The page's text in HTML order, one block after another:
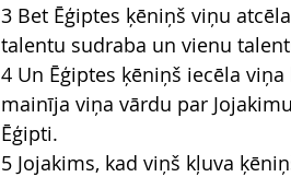
3 Bet Ēģiptes ķēniņš viņu
talentu sudraba un vienu
4 Un Ēģiptes ķēniņš iecēla
mainīja viņa vārdu par
Ēģipti.
5 Jojakims, kad viņš kļuva